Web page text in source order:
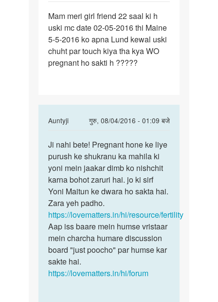
Mam
meri
girl
friend
22
Mam meri girl friend 22 saal ki h
uski mc date 02-05-2016 thi Maine
5-5-2016 ko apna Lund kewal uski
chuht par touch kiya tha kya WO
pregnant ho sakti h ?????
Auntyji
गुरु, 08/04/2016 - 01:09 बजे
In
to
Mam
meri
girl
friend
22
by
Ankit
singh
Ji
nahi
bete!
Pregnant
hone
Ji nahi bete! Pregnant hone ke liye
purush ke shukranu ka mahila ki
yoni mein jaakar dimb ko nishchit
karna bohot zaruri hai. jo ki sirf
Yoni Maitun ke dwara ho sakta hai.
Zara yeh padho.
https://lovematters.in/hi/resource/fertility
Aap iss baare mein humse vristaar
mein charcha humare discussion
board "just poocho" par humse kar
sakte hai.
https://lovematters.in/hi/forum